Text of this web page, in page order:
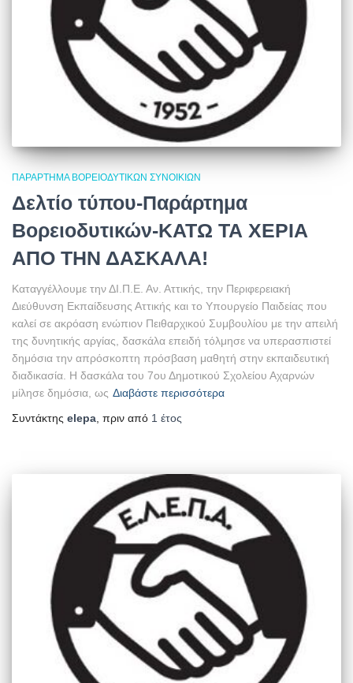
ΠΑΡΆΡΤΗΜΑ ΒΟΡΕΙΟΔΥΤΙΚΏΝ ΣΥΝΟΙΚΙΏΝ
Δελτίο τύπου-Παράρτημα
Βορειοδυτικών-ΚΑΤΩ ΤΑ ΧΕΡΙΑ
ΑΠΟ ΤΗΝ ΔΑΣΚΑΛΑ!
Καταγγέλλουμε την ΔΙ.Π.Ε. Αν. Αττικής, την Περιφερειακή
Διεύθυνση Εκπαίδευσης Αττικής και το Υπουργείο Παιδείας που
καλεί σε ακρόαση ενώπιον Πειθαρχικού Συμβουλίου με την απειλή
της δυνητικής αργίας, δασκάλα επειδή τόλμησε να υπερασπιστεί
δημόσια την απρόσκοπτη πρόσβαση μαθητή στην εκπαιδευτική
διαδικασία. Η δασκάλα του 7ου Δημοτικού Σχολείου Αχαρνών
μίλησε δημόσια, ως Διαβάστε περισσότερα
Συντάκτης elepa , πριν από 1 έτος